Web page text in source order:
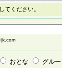
ができるものとし
に、その 他の諸
したときのいずれ
てください。
おとな グル